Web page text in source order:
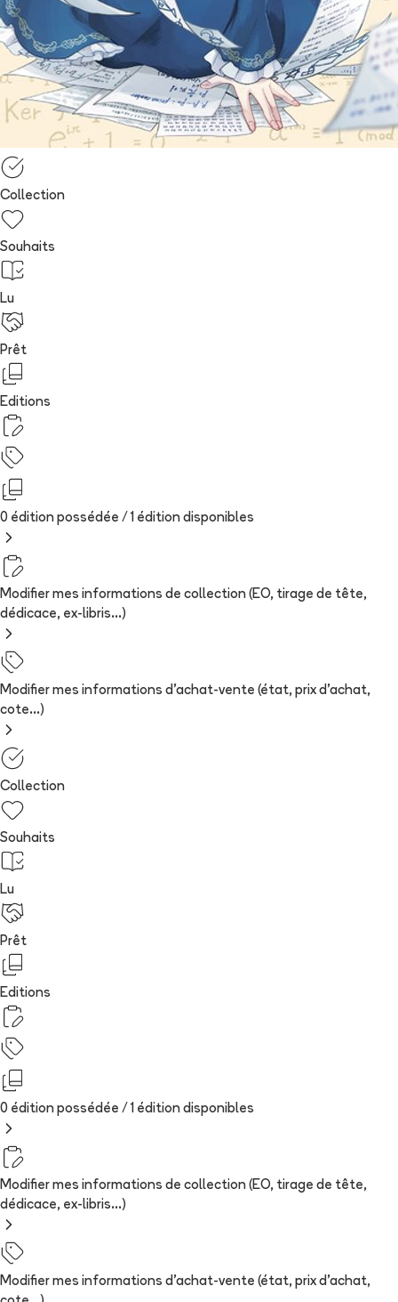
Collection
Souhaits
Lu
Prêt
Editions
0 édition possédée / 1 édition disponibles
Modifier mes informations de collection (EO, tirage de tête,
dédicace, ex-libris...)
Modifier mes informations d'achat-vente (état, prix d'achat,
cote...)
Collection
Souhaits
Lu
Prêt
Editions
0 édition possédée / 1 édition disponibles
Modifier mes informations de collection (EO, tirage de tête,
dédicace, ex-libris...)
Modifier mes informations d'achat-vente (état, prix d'achat,